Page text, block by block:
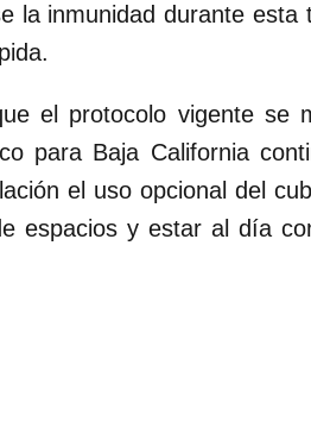
la inmunidad durante esta
el protocolo vigente se
para Baja California
el uso opcional del
espacios y estar al día